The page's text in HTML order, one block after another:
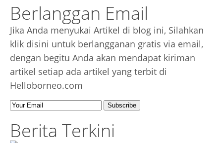
Berlanggan Email
Jika Anda menyukai Artikel di blog ini, Silahkan
klik disini untuk berlangganan gratis via email,
dengan begitu Anda akan mendapat kiriman
artikel setiap ada artikel yang terbit di
Helloborneo.com
Berita Terkini